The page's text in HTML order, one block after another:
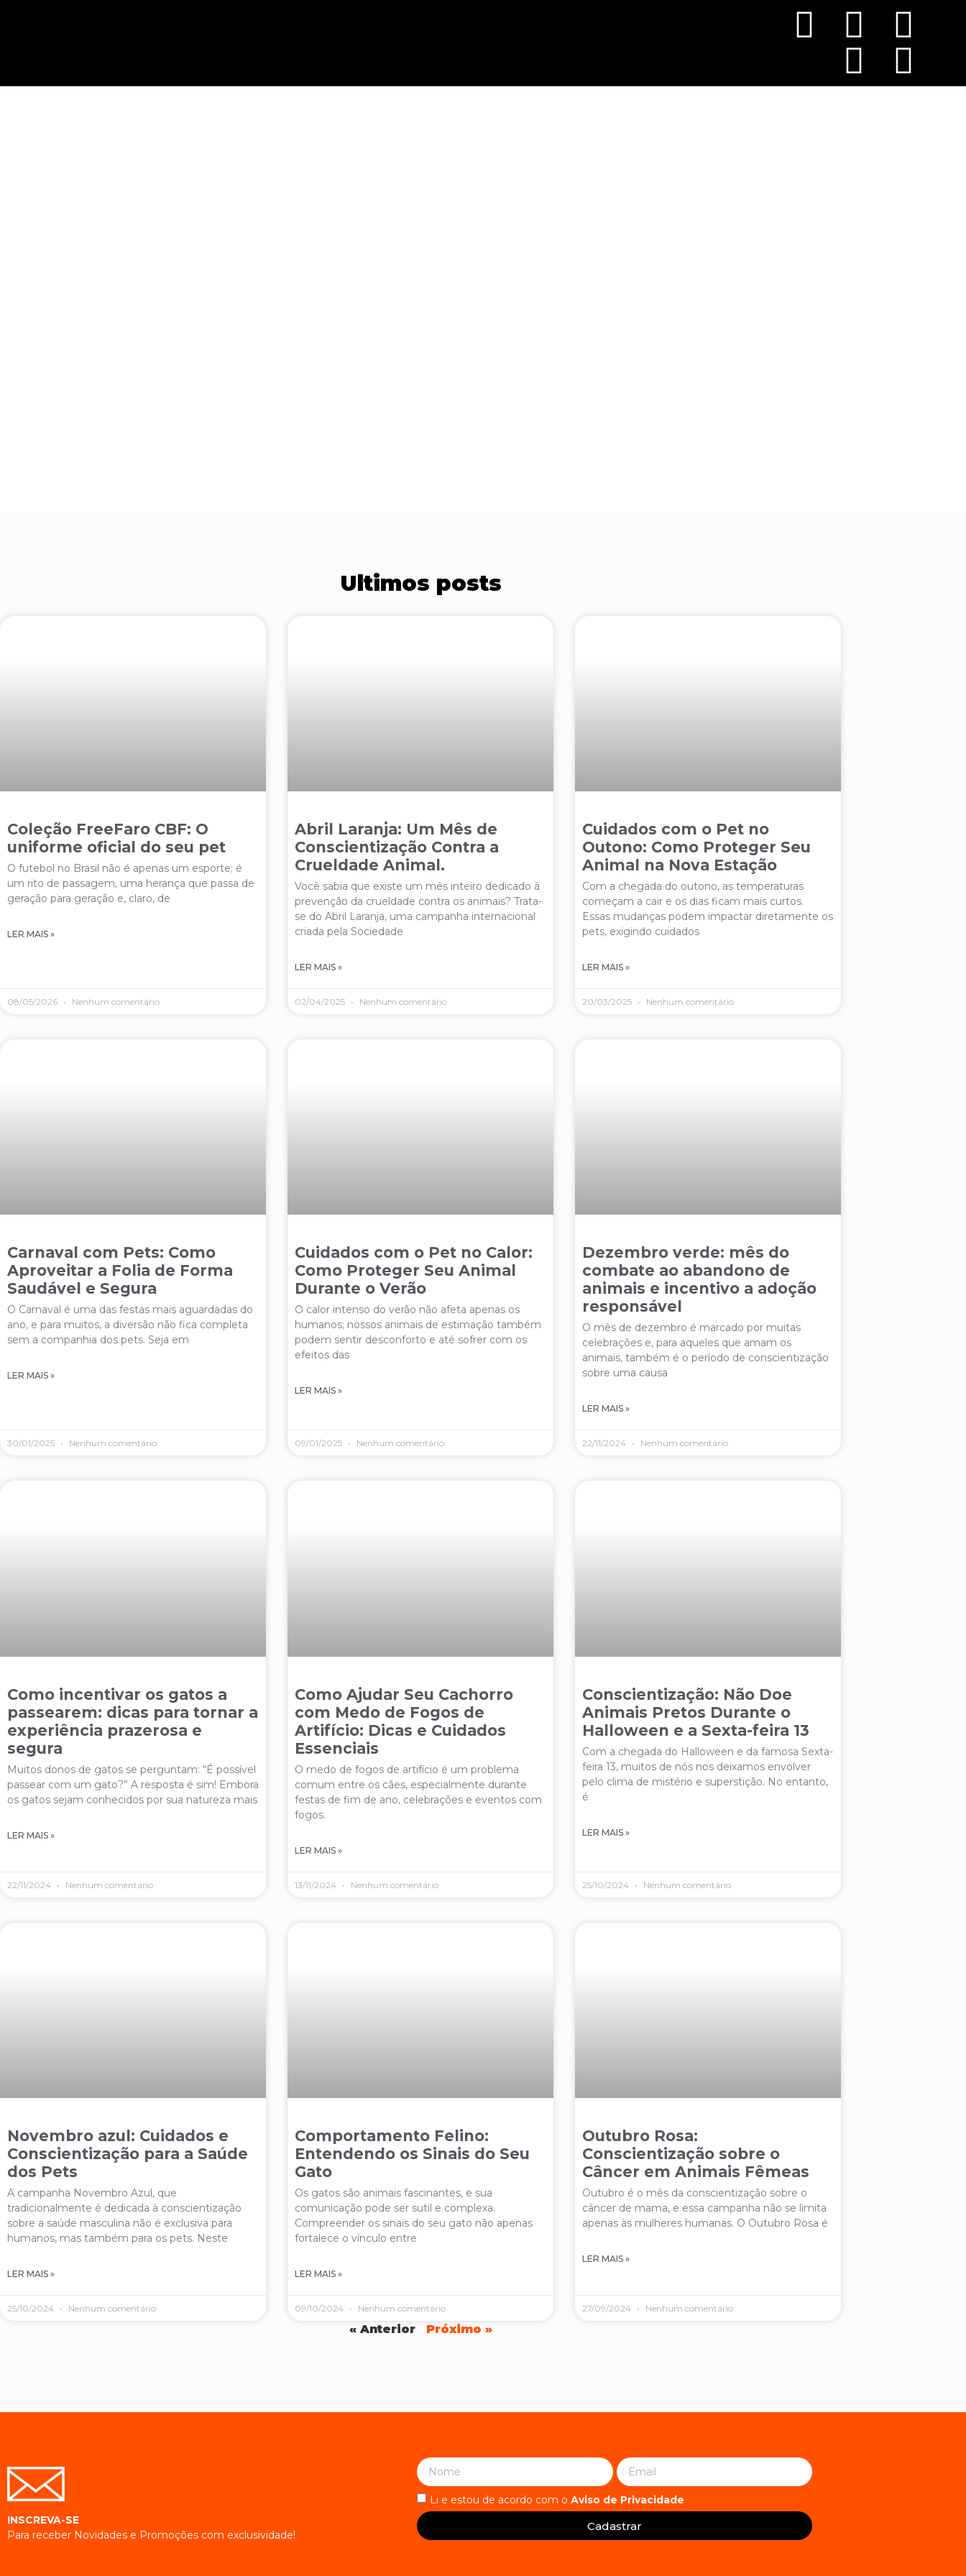
Ultimos posts
Coleção FreeFaro CBF: O
uniforme oficial do seu pet
O futebol no Brasil não é apenas um esporte; é
um rito de passagem, uma herança que passa de
geração para geração e, claro, de
LER MAIS »
08/05/2026 Nenhum comentário
Abril Laranja: Um Mês de
Conscientização Contra a
Crueldade Animal.
Você sabia que existe um mês inteiro dedicado à
prevenção da crueldade contra os animais? Trata-
se do Abril Laranja, uma campanha internacional
criada pela Sociedade
LER MAIS »
02/04/2025 Nenhum comentário
Cuidados com o Pet no
Outono: Como Proteger Seu
Animal na Nova Estação
Com a chegada do outono, as temperaturas
começam a cair e os dias ficam mais curtos.
Essas mudanças podem impactar diretamente os
pets, exigindo cuidados
LER MAIS »
20/03/2025 Nenhum comentário
Carnaval com Pets: Como
Aproveitar a Folia de Forma
Saudável e Segura
O Carnaval é uma das festas mais aguardadas do
ano, e para muitos, a diversão não fica completa
sem a companhia dos pets. Seja em
LER MAIS »
30/01/2025 Nenhum comentário
Cuidados com o Pet no Calor:
Como Proteger Seu Animal
Durante o Verão
O calor intenso do verão não afeta apenas os
humanos; nossos animais de estimação também
podem sentir desconforto e até sofrer com os
efeitos das
LER MAIS »
09/01/2025 Nenhum comentário
Dezembro verde: mês do
combate ao abandono de
animais e incentivo a adoção
responsável
O mês de dezembro é marcado por muitas
celebrações e, para aqueles que amam os
animais, também é o período de conscientização
sobre uma causa
LER MAIS »
22/11/2024 Nenhum comentário
Como incentivar os gatos a
passearem: dicas para tornar a
experiência prazerosa e
segura
Muitos donos de gatos se perguntam: “É possível
passear com um gato?” A resposta é sim! Embora
os gatos sejam conhecidos por sua natureza mais
LER MAIS »
22/11/2024 Nenhum comentário
Como Ajudar Seu Cachorro
com Medo de Fogos de
Artifício: Dicas e Cuidados
Essenciais
O medo de fogos de artifício é um problema
comum entre os cães, especialmente durante
festas de fim de ano, celebrações e eventos com
fogos.
LER MAIS »
13/11/2024 Nenhum comentário
Conscientização: Não Doe
Animais Pretos Durante o
Halloween e a Sexta-feira 13
Com a chegada do Halloween e da famosa Sexta-
feira 13, muitos de nós nos deixamos envolver
pelo clima de mistério e superstição. No entanto,
é
LER MAIS »
25/10/2024 Nenhum comentário
Novembro azul: Cuidados e
Conscientização para a Saúde
dos Pets
A campanha Novembro Azul, que
tradicionalmente é dedicada à conscientização
sobre a saúde masculina não é exclusiva para
humanos, mas também para os pets. Neste
LER MAIS »
25/10/2024 Nenhum comentário
Comportamento Felino:
Entendendo os Sinais do Seu
Gato
Os gatos são animais fascinantes, e sua
comunicação pode ser sutil e complexa.
Compreender os sinais do seu gato não apenas
fortalece o vínculo entre
LER MAIS »
09/10/2024 Nenhum comentário
Outubro Rosa:
Conscientização sobre o
Câncer em Animais Fêmeas
Outubro é o mês da conscientização sobre o
câncer de mama, e essa campanha não se limita
apenas às mulheres humanas. O Outubro Rosa é
LER MAIS »
27/09/2024 Nenhum comentário
« Anterior Próximo »
INSCREVA-SE
Para receber Novidades e Promoções com exclusividade!
Li e estou de acordo com o Aviso de Privacidade
Cadastrar